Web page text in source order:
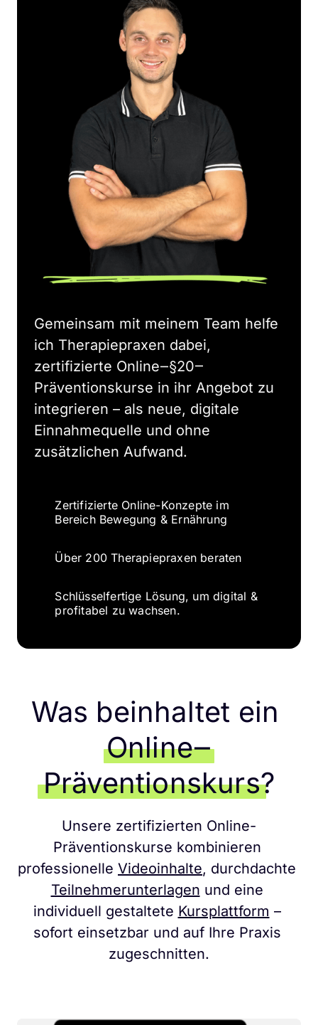
Gemeinsam mit meinem Team
ich Therapiepraxen
zertifizierte Online‒§20‒
Präventionskurse in ihr Angebot
integrieren – als neue,
Einnahmequelle und
zusätzlichen Aufwand.
Zertifizierte Online-Konzepte im
Bereich Bewegung & Ernährung
Über 200 Therapiepraxen beraten
Schlüsselfertige Lösung, um digital &
profitabel zu wachsen.
Was beinhaltet ein
Online‒
Präventionskurs?
Unsere zertifizierten Online-
Präventionskurse kombinieren
professionelle Videoinhalte
Teilnehmerunterlagen und eine
individuell gestaltete Kursplattform –
sofort einsetzbar und auf Ihre Praxis
zugeschnitten.